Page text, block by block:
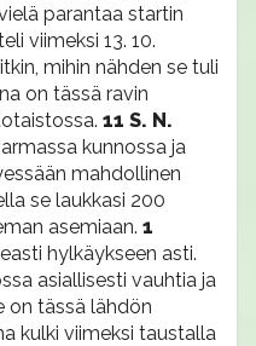
parantaa startin
viimeksi 13. 10.
mihin nähden se tuli
on tässä ravin
11 S. N.
kunnossa ja
mahdollinen
se laukkasi 200
asemiaan. 1
hylkäykseen asti.
asiallisesti vauhtia ja
on tässä lähdön
kulki viimeksi taustalla